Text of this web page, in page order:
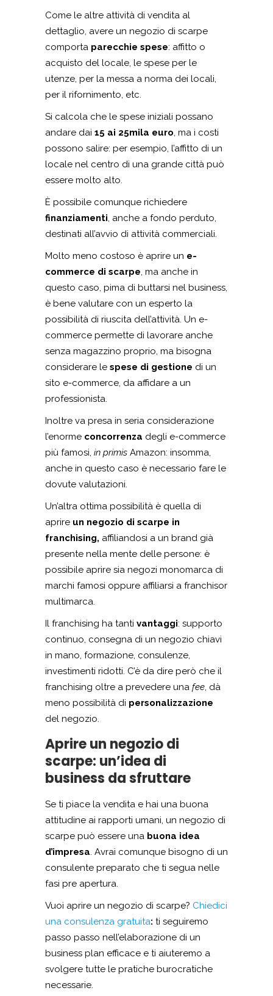
Come le altre attività di vendita al
dettaglio, avere un negozio di scarpe
comporta parecchie spese: affitto o
acquisto del locale, le spese per le
utenze, per la messa a norma dei locali,
per il rifornimento, etc.
Si calcola che le spese iniziali possano
andare dai 15 ai 25mila euro, ma i costi
possono salire: per esempio, l’affitto di un
locale nel centro di una grande città può
essere molto alto.
È possibile comunque richiedere
finanziamenti, anche a fondo perduto,
destinati all’avvio di attività commerciali.
Molto meno costoso è aprire un e-
commerce di scarpe, ma anche in
questo caso, pima di buttarsi nel business,
è bene valutare con un esperto la
possibilità di riuscita dell’attività. Un e-
commerce permette di lavorare anche
senza magazzino proprio, ma bisogna
considerare le spese di gestione di un
sito e-commerce, da affidare a un
professionista.
Inoltre va presa in seria considerazione
l’enorme concorrenza degli e-commerce
più famosi, in primis Amazon: insomma,
anche in questo caso è necessario fare le
dovute valutazioni.
Un’altra ottima possibilità è quella di
aprire un negozio di scarpe in
franchising, affiliandosi a un brand già
presente nella mente delle persone: è
possibile aprire sia negozi monomarca di
marchi famosi oppure affiliarsi a franchisor
multimarca.
Il franchising ha tanti vantaggi: supporto
continuo, consegna di un negozio chiavi
in mano, formazione, consulenze,
investimenti ridotti. C’è da dire però che il
franchising oltre a prevedere una fee, dà
meno possibilità di personalizzazione
del negozio.
Aprire un negozio di
scarpe: un’idea di
business da sfruttare
Se ti piace la vendita e hai una buona
attitudine ai rapporti umani, un negozio di
scarpe può essere una buona idea
d’impresa. Avrai comunque bisogno di un
consulente preparato che ti segua nelle
fasi pre apertura.
Vuoi aprire un negozio di scarpe? Chiedici
una consulenza gratuita: ti seguiremo
passo passo nell’elaborazione di un
business plan efficace e ti aiuteremo a
svolgere tutte le pratiche burocratiche
necessarie.